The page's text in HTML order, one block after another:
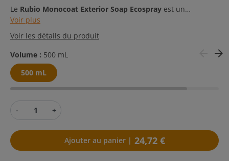
(4 avis)
Le Rubio Monocoat Exterior Soap Ecospray est un
nettoyant écologique, prêt à l'emploi, conçu pour nettoyer et
nourrir vos surfaces en bois extérieur. Grâce à son action
double, il élimine les saletés tout en protégeant le bois, lui
redonnant douceur et éclat. Idéal pour les terrasses,
meubles de jardin et autres surfaces traitées avec des
huiles ou saturateurs, il est facile à utiliser et respectueux
de l’environnement.
Voir plus
Voir les détails du produit
Volume : 500 mL arrow_forward
500 mL
- +
Ajouter au panier | 24,72 €